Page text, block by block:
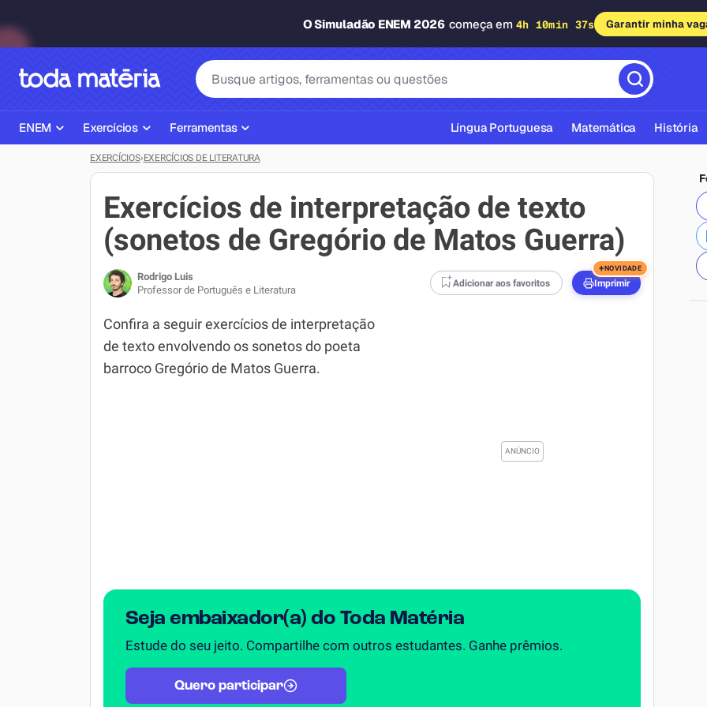
O Simuladão ENEM 2026 começa em 4h 10min 36s Garantir minha
ENEM
Página Inicial ENEM
Plano de Estudos
Matérias do ENEM
Corretor de Redação
Exercícios ENEM
Simulados ENEM
Exercícios
ENEM
Matemática
Português
História
Biologia
Inglês
Geografia
Ferramentas
Ajudante de Dever de Casa
Corretor de Redação
Gerador Referências Bibliográficas ABNT
Língua Portuguesa Matemática História
EXERCÍCIOS›EXERCÍCIOS DE LITERATURA
Exercícios de interpretação de texto
(sonetos de Gregório de Matos Guerra)
Rodrigo Luis
Professor de Português e Literatura
Adicionar aos favoritos Imprimir
+NOVIDADE
Confira a seguir exercícios de interpretação
de texto envolvendo os sonetos do poeta
barroco Gregório de Matos Guerra.
Seja embaixador(a) do Toda Matéria
Estude do seu jeito. Compartilhe com outros estudantes. Ganhe prêmios.
Quero participar